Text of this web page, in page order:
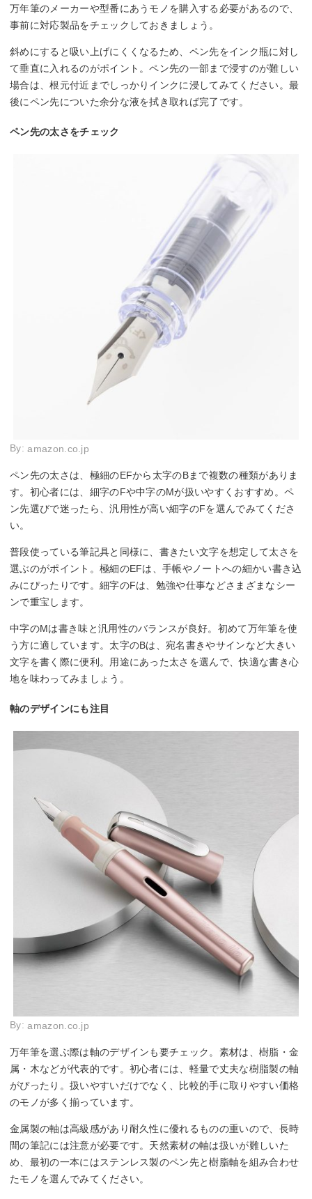
万年筆のメーカーや型番にあうモノを購入する必要があるので、
事前に対応製品をチェックしておきましょう。
斜めにすると吸い上げにくくなるため、ペン先をインク瓶に対し
て垂直に入れるのがポイント。ペン先の一部まで浸すのが難しい
場合は、根元付近までしっかりインクに浸してみてください。最
後にペン先についた余分な液を拭き取れば完了です。
ペン先の太さをチェック
By:amazon.co.jp
ペン先の太さは、極細のEFから太字のBまで複数の種類がありま
す。初心者には、細字のFや中字のMが扱いやすくおすすめ。ペ
ン先選びで迷ったら、汎用性が高い細字のFを選んでみてくださ
い。
普段使っている筆記具と同様に、書きたい文字を想定して太さを
選ぶのがポイント。極細のEFは、手帳やノートへの細かい書き込
みにぴったりです。細字のFは、勉強や仕事などさまざまなシー
ンで重宝します。
中字のMは書き味と汎用性のバランスが良好。初めて万年筆を使
う方に適しています。太字のBは、宛名書きやサインなど大きい
文字を書く際に便利。用途にあった太さを選んで、快適な書き心
地を味わってみましょう。
軸のデザインにも注目
By:amazon.co.jp
万年筆を選ぶ際は軸のデザインも要チェック。素材は、樹脂・金
属・木などが代表的です。初心者には、軽量で丈夫な樹脂製の軸
がぴったり。扱いやすいだけでなく、比較的手に取りやすい価格
のモノが多く揃っています。
金属製の軸は高級感があり耐久性に優れるものの重いので、長時
間の筆記には注意が必要です。天然素材の軸は扱いが難しいた
め、最初の一本にはステンレス製のペン先と樹脂軸を組み合わせ
たモノを選んでみてください。